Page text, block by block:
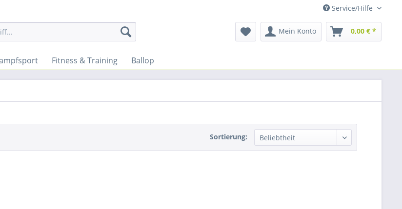
Service/Hilfe
Mein Konto 0,00 € *
Fitness & Training Ballop
Sortierung: